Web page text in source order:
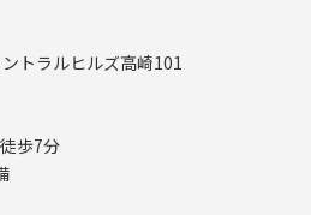
トラルヒルズ高崎101
歩7分